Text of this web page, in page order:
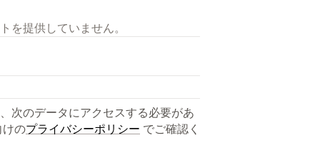
を提供していません。
次のデータにアクセスする必要があ
けのプライバシーポリシー でご確認く